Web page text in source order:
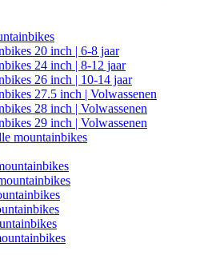
20 inch | 6-8 jaar
24 inch | 8-12 jaar
26 inch | 10-14 jaar
27.5 inch | Volwassenen
28 inch | Volwassenen
29 inch | Volwassenen
mountainbikes